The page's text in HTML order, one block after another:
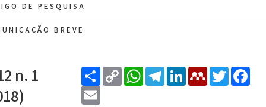
DE PESQUISA
BREVE
n. 1
ShareCopy
LinkWhatsApp
Telegram
LinkedIn
Email